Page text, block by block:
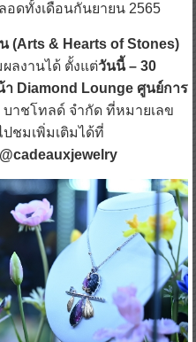
ดทั้งเดือนกันยายน 2565
(Arts & Hearts of Stones)
ลงานได้ ตั้งแต่วันนี้ – 30
Diamond Lounge ศูนย์การ
าชโทลด์ จำกัด ที่หมายเลข
ปชมเพิ่มเติมได้ที่